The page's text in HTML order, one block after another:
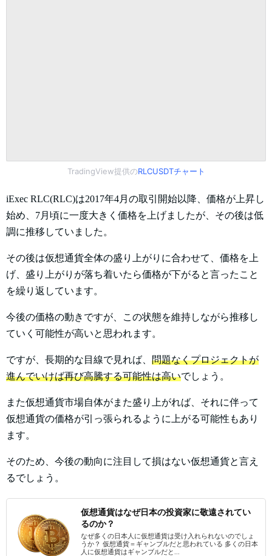
TradingView提供のRLCUSDTチャート
iExec RLC(RLC)は2017年4月の取引開始以降、価格が上昇し
始め、7月頃に一度大きく価格を上げましたが、その後は低
調に推移していました。
その後は仮想通貨全体の盛り上がりに合わせて、価格を上
げ、盛り上がりが落ち着いたら価格が下がると言ったこと
を繰り返しています。
今後の価格の動きですが、この状態を維持しながら推移し
ていく可能性が高いと思われます。
ですが、長期的な目線で見れば、 問題なくプロジェクトが
進んでいけば再び高騰する可能性は高いでしょう。
また仮想通貨市場自体がまた盛り上がれば、それに伴って
仮想通貨の価格が引っ張られるように上がる可能性もあり
ます。
そのため、今後の動向に注目して損はない仮想通貨と言え
るでしょう。
仮想通貨はなぜ日本の投資家に敬遠されてい
るのか？
なぜ多くの日本人に仮想通貨は受け入れられないのでしょ
うか？ 仮想通貨＝ギャンブルだと思われている 多くの日本
人に仮想通貨はギャンブルだと...